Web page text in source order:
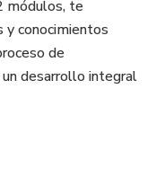
módulos, te
y conocimientos
de
desarrollo integral